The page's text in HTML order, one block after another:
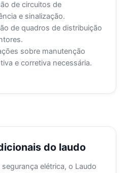
de circuitos de
e sinalização.
de quadros de distribuição
sobre manutenção
e corretiva necessária.
do laudo
elétrica, o Laudo